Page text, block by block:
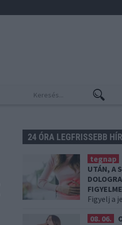
24 ÓRA LEGFRISSEBB
tegnap
UTÁN, A
Figyelj a
08. 06.